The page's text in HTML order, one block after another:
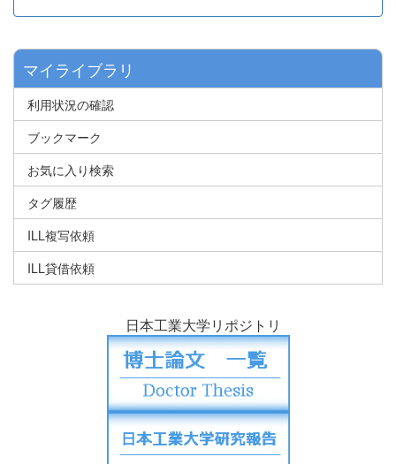
マイライブラリ
利用状況の確認
ブックマーク
お気に入り検索
タグ履歴
ILL複写依頼
ILL貸借依頼
日本工業大学リポジトリ